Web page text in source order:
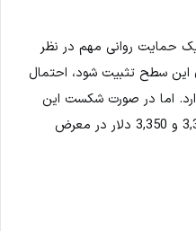
یک حمایت روانی مهم در نظر
این سطح تثبیت شود، احتمال
اما در صورت شکست این
حمایت، سطوح پایین‌تر مانند 3,380 و 3,350 دلار در معرض